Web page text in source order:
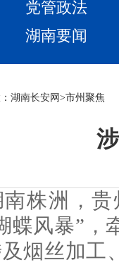
党管政法
湖南要闻
湖南长安网 >市州聚焦
南株洲，
蝶风暴”，
烟丝加工